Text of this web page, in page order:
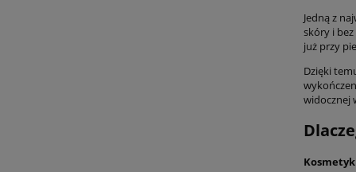
Jedną z
skóry i
już przy
Dzięki
widocznej